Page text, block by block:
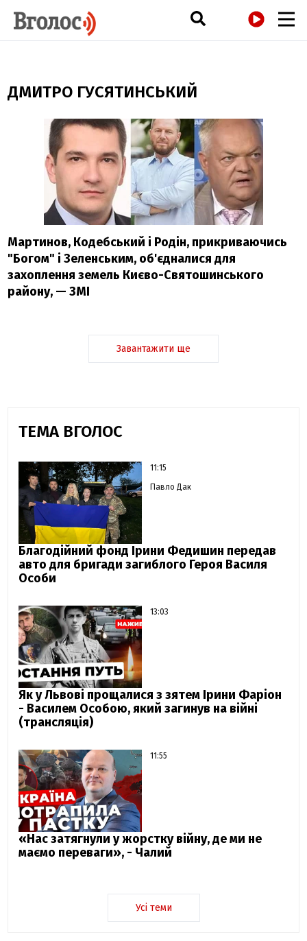
ДМИТРО ГУСЯТИНСЬКИЙ
Мартинов, Кодебський і Родін, прикриваючись
"Богом" і Зеленським, об'єдналися для
захоплення земель Києво-Святошинського
району, — ЗМІ
Завантажити ще
ТЕМА ВГОЛОС
11:15
Павло Дак
Благодійний фонд Ірини Федишин передав
авто для бригади загиблого Героя Василя
Особи
13:03
Як у Львові прощалися з зятем Ірини Фаріон
- Василем Особою, який загинув на війні
(трансляція)
11:55
«Нас затягнули у жорстку війну, де ми не
маємо переваги», - Чалий
Усі теми